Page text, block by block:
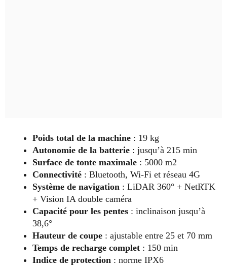
Poids total de la machine : 19 kg
Autonomie de la batterie : jusqu’à 215 min
Surface de tonte maximale : 5000 m2
Connectivité : Bluetooth, Wi-Fi et réseau 4G
Système de navigation : LiDAR 360° + NetRTK
+ Vision IA double caméra
Capacité pour les pentes : inclinaison jusqu’à
38,6°
Hauteur de coupe : ajustable entre 25 et 70 mm
Temps de recharge complet : 150 min
Indice de protection : norme IPX6